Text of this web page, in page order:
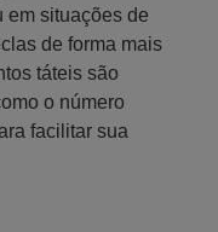
em situações de
de forma mais
táteis são
o número
facilitar sua